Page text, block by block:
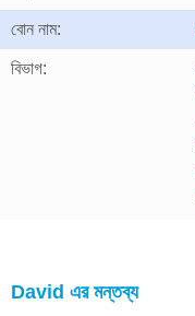
বোন নাম:
বিভাগ:
David এর মন্তব্য